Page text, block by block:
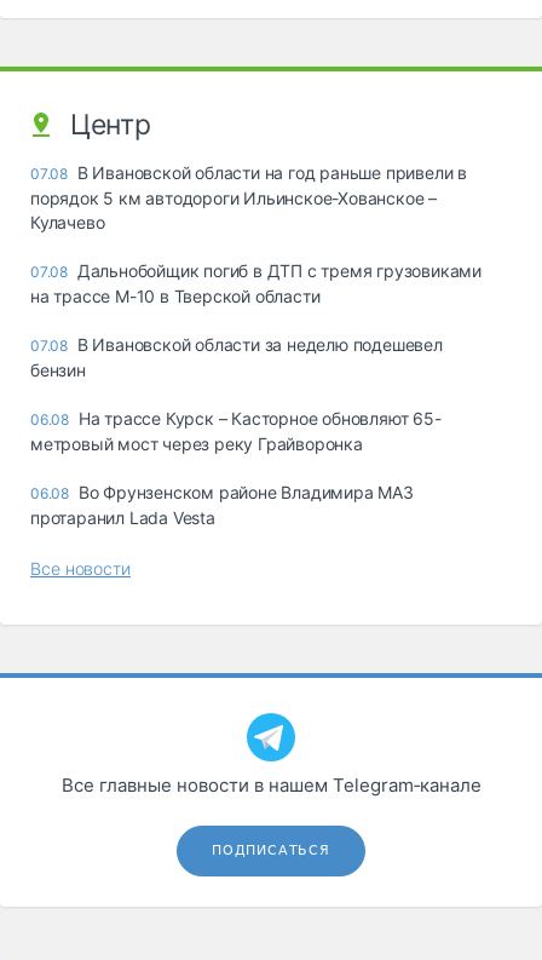
Центр
07.08 В Ивановской области на год раньше привели в
порядок 5 км автодороги Ильинское-Хованское –
Кулачево
07.08 Дальнобойщик погиб в ДТП с тремя грузовиками
на трассе М-10 в Тверской области
07.08 В Ивановской области за неделю подешевел
бензин
06.08 На трассе Курск – Касторное обновляют 65-
метровый мост через реку Грайворонка
06.08 Во Фрунзенском районе Владимира МАЗ
протаранил Lada Vesta
Все новости
Все главные новости в нашем Telegram‑канале
ПОДПИСАТЬСЯ